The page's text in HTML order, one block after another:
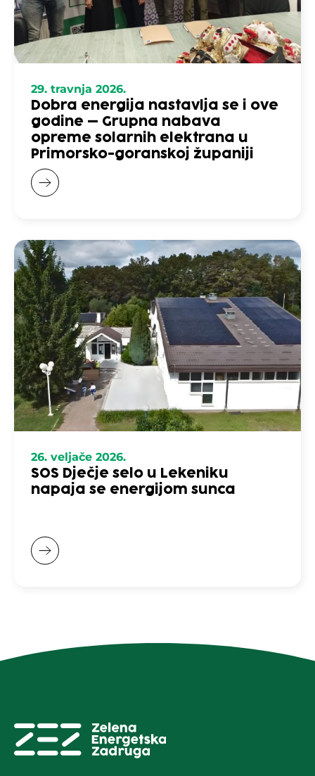
29. travnja 2026.
Dobra energija nastavlja se i ove
godine – Grupna nabava
opreme solarnih elektrana u
Primorsko-goranskoj županiji
26. veljače 2026.
SOS Dječje selo u Lekeniku
napaja se energijom sunca